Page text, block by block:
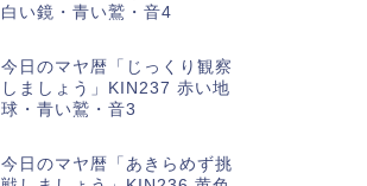
白い鏡・青い鷲・音4
今日のマヤ暦「じっくり観察
しましょう」KIN237 赤い地
球・青い鷲・音3
今日のマヤ暦「あきらめず挑